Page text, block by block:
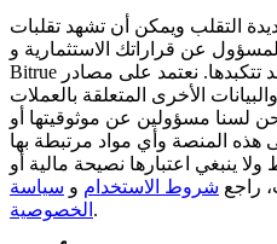
نسخ التداول
انضم إلى أفضل المتداولين
التقلب ويمكن أن تشهد تقلبات
عن قراراتك الاستثمارية و
Bitrue ليست مسؤولة عن أي خسائر قد تتكبدها. نعتمد على مصادر
الأخرى المتعلقة بالعملات
لسنا مسؤولين عن موثوقيتها أو
هذه المنصة وأي مواد مرتبطة بها
ينبغي اعتبارها نصيحة مالية أو
راجع شروط الاستخدام و سياسة
الخصوصية .